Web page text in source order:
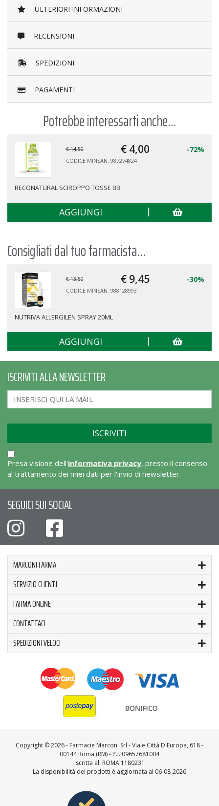
ULTERIORI INFORMAZIONI
RECENSIONI
SPEDIZIONI
PAGAMENTI
Potrebbe interessarti anche...
€ 14,50 € 4,00 -72%
CODICE MINSAN: 987274824
RECONATURAL SCIROPPO TOSSE BB
AGGIUNGI
Consigliati dal tuo farmacista...
€ 13,50 € 9,45 -30%
CODICE MINSAN: 988128993
NUTRIVA ALLERGILEN SPRAY 20ML
AGGIUNGI
ISCRIVITI ALLA NEWSLETTER
Presa visione dell'informativa privacy, presto il consenso
al trattamento dei miei dati per l'invio di newsletter.
SEGUICI SUI SOCIAL
MARCONI FARMA
SERVIZIO CLIENTI
FARMA ONLINE
CONTATTACI
SPEDIZIONI VELOCI
Copyright ©2026 - Farmacie Marconi Srl - Viale Città D'Europa, 618 -
00144 Roma (RM) - P.I. 09657681004
Iscritta al: ROMA 1180231
La disponibilità dei prodotti è aggiornata al 06-08-2026